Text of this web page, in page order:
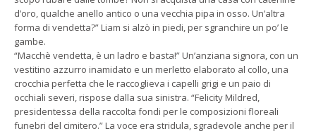
d’oro, qualche anello antico o una vecchia pipa in osso. Un’altra
forma di vendetta?” Liam si alzò in piedi, per sgranchire un po’ le
gambe.
“Macchè vendetta, è un ladro e basta!” Un’anziana signora, con un
vestitino azzurro inamidato e un merletto elaborato al collo, una
crocchia perfetta che le raccoglieva i capelli grigi e un paio di
occhiali severi, rispose dalla sua sinistra. “Felicity Mildred,
presidentessa della raccolta fondi per le composizioni floreali
funebri del cimitero.” La voce era stridula, sgradevole anche per il